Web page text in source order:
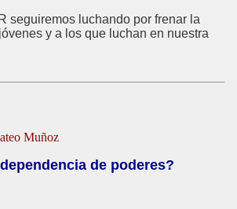
seguiremos luchando por frenar la
y a los que luchan en nuestra
Muñoz
de poderes?